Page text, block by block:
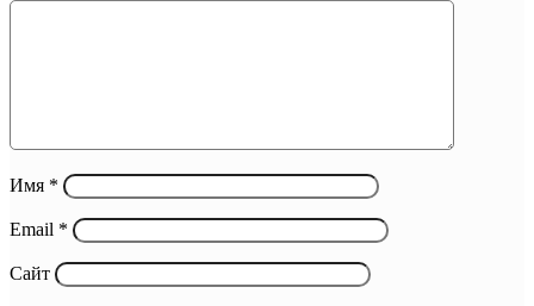
Имя *
Email *
Сайт